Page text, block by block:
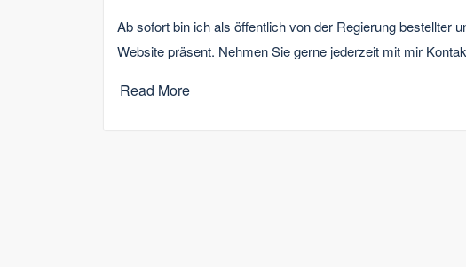
Ab sofort bin ich als öffentlich von der Regierung bestellter
Website präsent. Nehmen Sie gerne jederzeit mit mir
Read More